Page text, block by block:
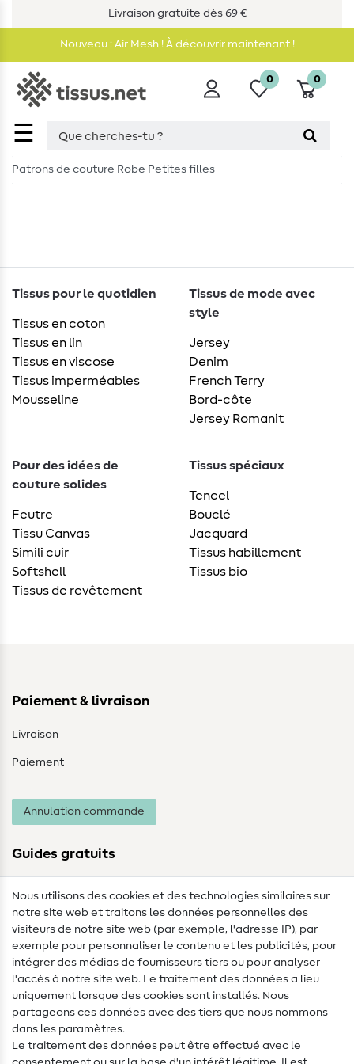
Livraison gratuite dès 69 €
Nouveau : Air Mesh ! À découvrir maintenant !
☰
0 0
Patrons de couture Robe Petites filles
Tissus pour le quotidien
Tissus en coton
Tissus en lin
Tissus en viscose
Tissus imperméables
Mousseline
Tissus de mode avec
style
Jersey
Denim
French Terry
Bord-côte
Jersey Romanit
Pour des idées de
couture solides
Feutre
Tissu Canvas
Simili cuir
Softshell
Tissus de revêtement
Tissus spéciaux
Tencel
Bouclé
Jacquard
Tissus habillement
Tissus bio
Paiement & livraison
Livraison
Paiement
Annulation commande
Guides gratuits
Lexique de couture
Tutos de couture
Aide & contact
Contact
Changement de propriétaire
Nous utilisons des cookies et des technologies similaires sur
notre site web et traitons les données personnelles des
visiteurs de notre site web (par exemple, l'adresse IP), par
exemple pour personnaliser le contenu et les publicités, pour
intégrer des médias de fournisseurs tiers ou pour analyser
l'accès à notre site web. Le traitement des données a lieu
uniquement lorsque des cookies sont installés. Nous
partageons ces données avec des tiers que nous nommons
dans les paramètres.
Le traitement des données peut être effectué avec le